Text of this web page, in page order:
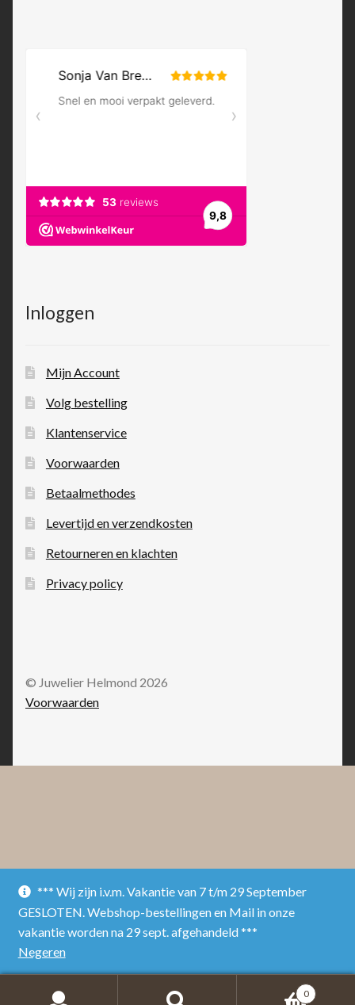
*** Wij zijn i.v.m. Vakantie van 7 t/m 29 September
GESLOTEN. Webshop-bestellingen en Mail in onze
vakantie worden na 29 sept. afgehandeld ***
Negeren
Inloggen
Mijn Account
Volg bestelling
Klantenservice
Voorwaarden
Betaalmethodes
Levertijd en verzendkosten
Retourneren en klachten
Privacy policy
© Juwelier Helmond 2026
Voorwaarden
0